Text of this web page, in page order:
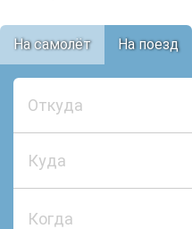
На самолёт На поезд
Когда